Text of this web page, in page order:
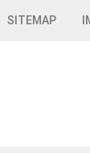
SITEMAP